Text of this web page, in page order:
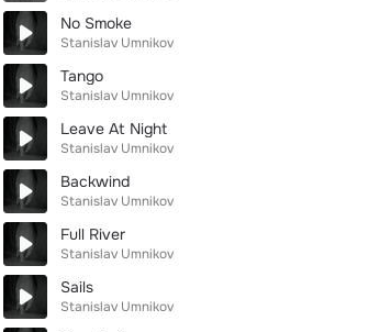
No Smoke
Stanislav Umnikov
Tango
Stanislav Umnikov
Leave At Night
Stanislav Umnikov
Backwind
Stanislav Umnikov
Full River
Stanislav Umnikov
Sails
Stanislav Umnikov